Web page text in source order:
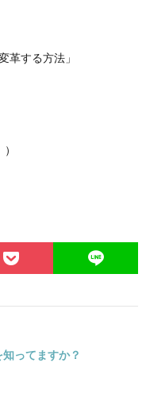
革する方法」
知ってますか？